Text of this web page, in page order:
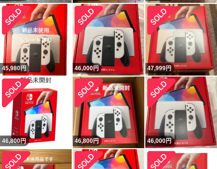
45,980円 46,000円 47,999円
46,800円 46,800円 46,000円